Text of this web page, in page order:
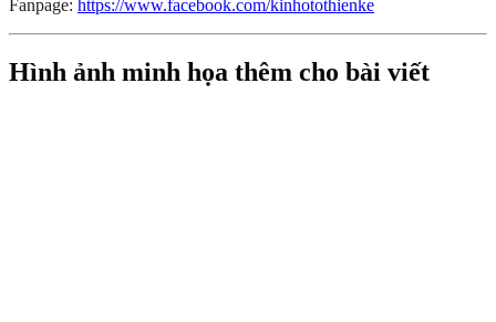
Fanpage: https://www.facebook.com/kinhotothienke
Hình ảnh minh họa thêm cho bài viết